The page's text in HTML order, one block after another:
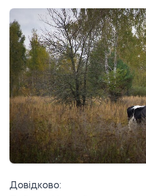
Довідково: